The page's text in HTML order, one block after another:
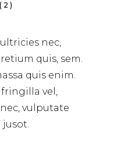
nec,
quis, sem.
quis enim.
fringilla vel,
vulputate
jusot.